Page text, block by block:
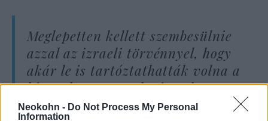
Neokohn - Do Not Process My Personal
Information
Meglepetten kellett szembesülnie
azzal az izraeli törvénnyel, hogy
akár le is tartóztathatták volna a
hivatalos egyenruha jogtalan
viseléséért.